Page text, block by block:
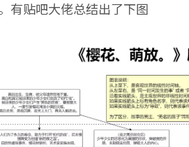
有贴吧大佬总结出了下图